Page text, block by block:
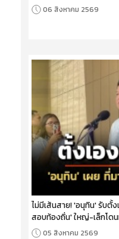
06 สิงหาคม 2569
ไม่มีเส้นสาย! 'อนุทิน' รับตั้
สอบท้องถิ่น' ใหญ่-เล็กโด
05 สิงหาคม 2569